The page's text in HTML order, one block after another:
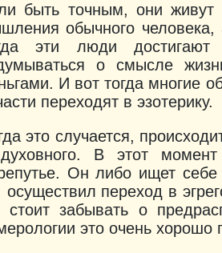
быть точным, они
обычного
эти люди
о смысле
И вот тогда многие
переходят в эзотерику.
это случается,
В этот
Он либо ищет себе
осуществил переход в
стоит забывать о
это очень хорошо